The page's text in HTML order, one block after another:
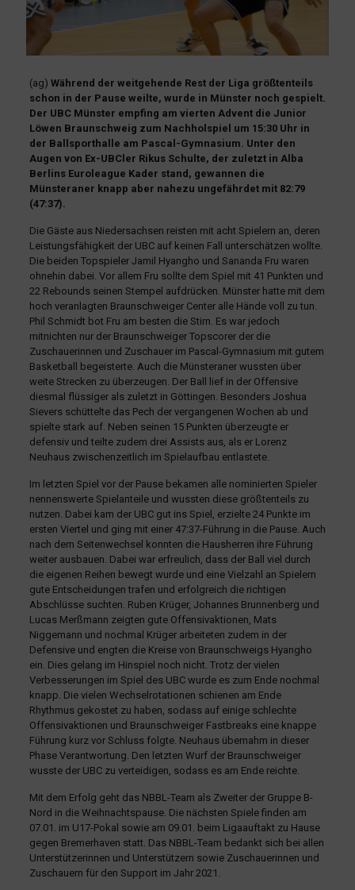
(ag) Während der weitgehende Rest der Liga größtenteils
schon in der Pause weilte, wurde in Münster noch gespielt.
Der UBC Münster empfing am vierten Advent die Junior
Löwen Braunschweig zum Nachholspiel um 15:30 Uhr in
der Ballsporthalle am Pascal-Gymnasium. Unter den
Augen von Ex-UBCler Rikus Schulte, der zuletzt in Alba
Berlins Euroleague Kader stand, gewannen die
Münsteraner knapp aber nahezu ungefährdet mit 82:79
(47:37).
Die Gäste aus Niedersachsen reisten mit acht Spielern an, deren
Leistungsfähigkeit der UBC auf keinen Fall unterschätzen wollte.
Die beiden Topspieler Jamil Hyangho und Sananda Fru waren
ohnehin dabei. Vor allem Fru sollte dem Spiel mit 41 Punkten und
22 Rebounds seinen Stempel aufdrücken. Münster hatte mit dem
hoch veranlagten Braunschweiger Center alle Hände voll zu tun.
Phil Schmidt bot Fru am besten die Stirn. Es war jedoch
mitnichten nur der Braunschweiger Topscorer der die
Zuschauerinnen und Zuschauer im Pascal-Gymnasium mit gutem
Basketball begeisterte. Auch die Münsteraner wussten über
weite Strecken zu überzeugen. Der Ball lief in der Offensive
diesmal flüssiger als zuletzt in Göttingen. Besonders Joshua
Sievers schüttelte das Pech der vergangenen Wochen ab und
spielte stark auf. Neben seinen 15 Punkten überzeugte er
defensiv und teilte zudem drei Assists aus, als er Lorenz
Neuhaus zwischenzeitlich im Spielaufbau entlastete.
Im letzten Spiel vor der Pause bekamen alle nominierten Spieler
nennenswerte Spielanteile und wussten diese größtenteils zu
nutzen. Dabei kam der UBC gut ins Spiel, erzielte 24 Punkte im
ersten Viertel und ging mit einer 47:37-Führung in die Pause. Auch
nach dem Seitenwechsel konnten die Hausherren ihre Führung
weiter ausbauen. Dabei war erfreulich, dass der Ball viel durch
die eigenen Reihen bewegt wurde und eine Vielzahl an Spielern
gute Entscheidungen trafen und erfolgreich die richtigen
Abschlüsse suchten. Ruben Krüger, Johannes Brunnenberg und
Lucas Merßmann zeigten gute Offensivaktionen, Mats
Niggemann und nochmal Krüger arbeiteten zudem in der
Defensive und engten die Kreise von Braunschweigs Hyangho
ein. Dies gelang im Hinspiel noch nicht. Trotz der vielen
Verbesserungen im Spiel des UBC wurde es zum Ende nochmal
knapp. Die vielen Wechselrotationen schienen am Ende
Rhythmus gekostet zu haben, sodass auf einige schlechte
Offensivaktionen und Braunschweiger Fastbreaks eine knappe
Führung kurz vor Schluss folgte. Neuhaus übernahm in dieser
Phase Verantwortung. Den letzten Wurf der Braunschweiger
wusste der UBC zu verteidigen, sodass es am Ende reichte.
Mit dem Erfolg geht das NBBL-Team als Zweiter der Gruppe B-
Nord in die Weihnachtspause. Die nächsten Spiele finden am
07.01. im U17-Pokal sowie am 09.01. beim Ligaauftakt zu Hause
gegen Bremerhaven statt. Das NBBL-Team bedankt sich bei allen
Unterstützerinnen und Unterstützern sowie Zuschauerinnen und
Zuschauern für den Support im Jahr 2021.